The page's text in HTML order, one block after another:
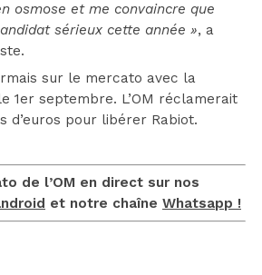
osmose et me convaincre que
sérieux cette année », a
sur le mercato avec la
1er septembre. L’OM réclamerait
d’euros pour libérer Rabiot.
de l’OM en direct sur nos
et notre chaîne Whatsapp !